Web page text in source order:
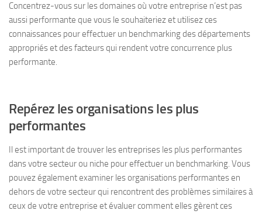
Concentrez-vous sur les domaines où votre entreprise n’est pas
aussi performante que vous le souhaiteriez et utilisez ces
connaissances pour effectuer un benchmarking des départements
appropriés et des facteurs qui rendent votre concurrence plus
performante.
Repérez les organisations les plus
performantes
Il est important de trouver les entreprises les plus performantes
dans votre secteur ou niche pour effectuer un benchmarking. Vous
pouvez également examiner les organisations performantes en
dehors de votre secteur qui rencontrent des problèmes similaires à
ceux de votre entreprise et évaluer comment elles gèrent ces